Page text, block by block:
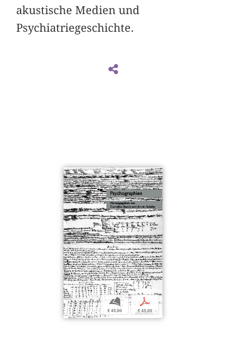
akustische Medien und
Psychiatriegeschichte.
b
€ 45,00
p
€ 45,00